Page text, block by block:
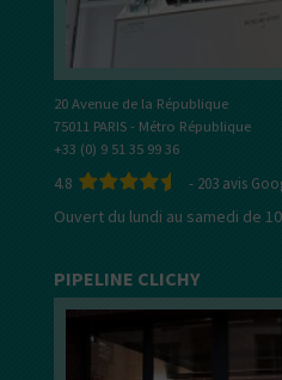
20 Avenue de la République
75011 PARIS - Métro République
+33 (0) 9 51 35 99 36
4.8 - 203 avis
Ouvert du lundi au samedi de
PIPELINE CLICHY